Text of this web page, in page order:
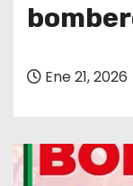
Ene 21, 2026